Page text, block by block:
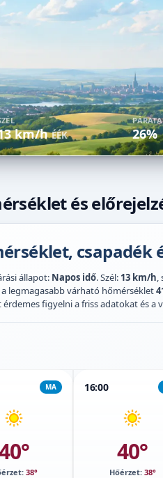
km/hÉÉK 26%
és
csapadék
állapot: Napos idő. Szél: 13 km/h,
a legmagasabb várható hőmérséklet
figyelni a friss adatokat és a
MA
38°
16:00
40°
Hőérzet: 38°